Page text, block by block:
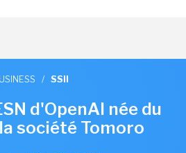
/ SSII
d'OpenAI née du
société Tomoro